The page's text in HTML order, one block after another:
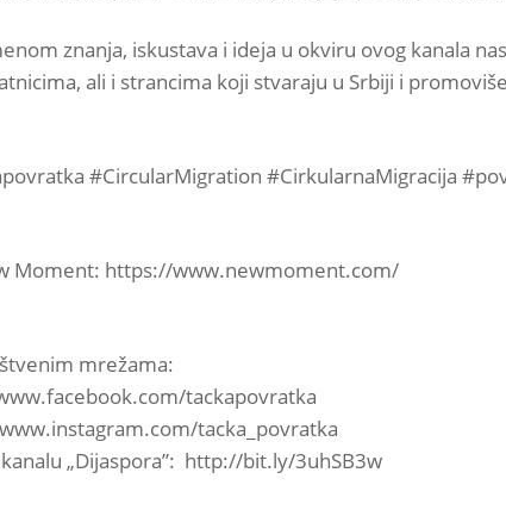
znanja, iskustava i ideja u okviru ovog kanala
ali i strancima koji stvaraju u Srbiji i
#CircularMigration #CirkularnaMigracija
Moment: https://www.newmoment.com/
mrežama:
tackapovratka
tacka_povratka
„Dijaspora”: http://bit.ly/3uhSB3w